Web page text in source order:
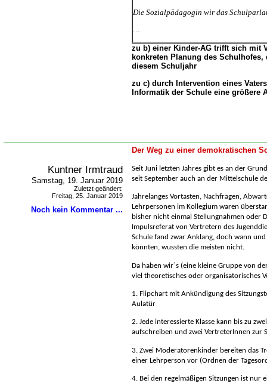
Die Sozialpädagogin wir das
zu b) einer Kinder-AG trifft sich mit
konkreten Planung des
diesem Schuljahr
zu c) durch Intervention eines
Informatik der Schule eine größere
Der Weg zu einer demokratischen
Kuntner Irmtraud
Samstag, 19. Januar 2019
Zuletzt geändert:
Freitag, 25. Januar 2019
Noch kein Kommentar ...
Seit Juni letzten Jahres gibt es an der
seit September auch an der Mittelschule
Jahrelanges Vortasten, Nachfragen,
Lehrpersonen im Kollegium waren
bisher nicht einmal Stellungnahmen oder
Impulsreferat von Vertretern des
Schule fand zwar Anklang, doch wann
könnten, wussten die meisten nicht.
Da haben wir´s (eine kleine Gruppe von
viel theoretisches oder organisatorisches
1. Flipchart mit Ankündigung des
Aulatür
2. Jede interessierte Klasse kann bis zu
aufschreiben und zwei VertreterInnen zur
3. Zwei Moderatorenkinder bereiten das
einer Lehrperson vor (Ordnen der
4. Bei den regelmäßigen Sitzungen ist nur